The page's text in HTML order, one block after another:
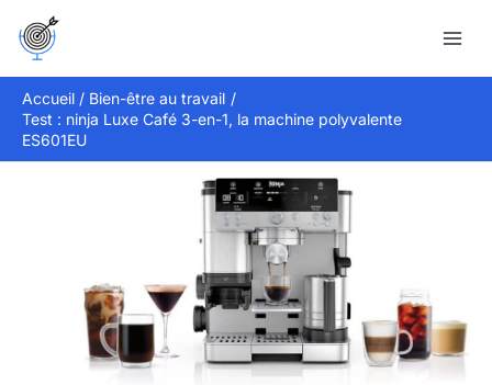
Accueil
Bien-être au travail
Test : ninja Luxe Café 3-en-1, la machine polyvalente
ES601EU
Rechercher